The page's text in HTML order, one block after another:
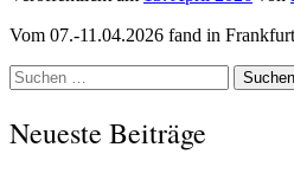
Vom 07.-11.04.2026 fand in
Suchen
nach:
Neueste Beiträge